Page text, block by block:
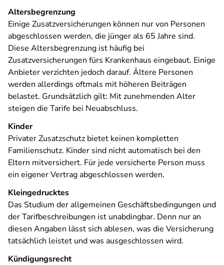
Altersbegrenzung
Einige Zusatzversicherungen können nur von Personen
abgeschlossen werden, die jünger als 65 Jahre sind.
Diese Altersbegrenzung ist häufig bei
Zusatzversicherungen fürs Krankenhaus eingebaut. Einige
Anbieter verzichten jedoch darauf. Ältere Personen
werden allerdings oftmals mit höheren Beiträgen
belastet. Grundsätzlich gilt: Mit zunehmenden Alter
steigen die Tarife bei Neuabschluss.
Kinder
Privater Zusatzschutz bietet keinen kompletten
Familienschutz. Kinder sind nicht automatisch bei den
Eltern mitversichert. Für jede versicherte Person muss
ein eigener Vertrag abgeschlossen werden.
Kleingedrucktes
Das Studium der allgemeinen Geschäftsbedingungen und
der Tarifbeschreibungen ist unabdingbar. Denn nur an
diesen Angaben lässt sich ablesen, was die Versicherung
tatsächlich leistet und was ausgeschlossen wird.
Kündigungsrecht